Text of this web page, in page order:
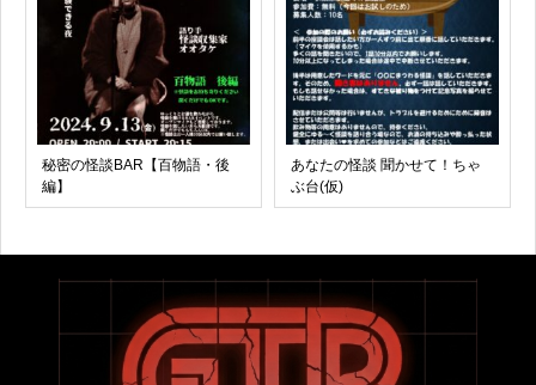
秘密の怪談BAR【百物語・後
編】
あなたの怪談 聞かせて！ちゃ
ぶ台(仮)